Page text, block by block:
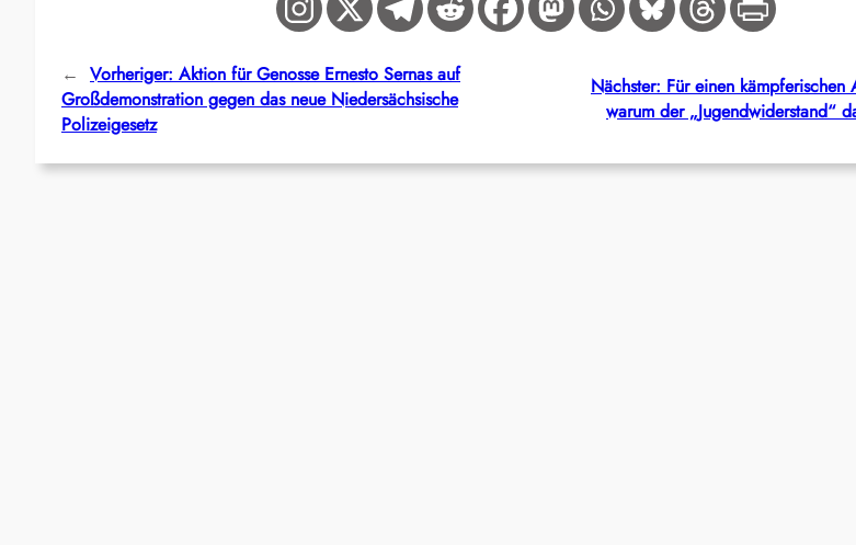
← Vorheriger: Aktion für Genosse Ernesto Sernas auf
Großdemonstration gegen das neue Niedersächsische
Polizeigesetz
Nächster: Für einen kämpferischen
warum der „Jugendwiderstand“